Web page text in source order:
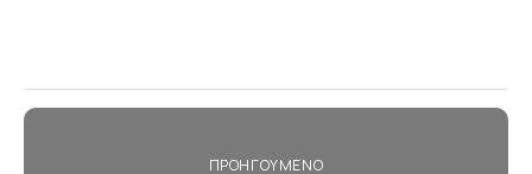
ΠΡΟΗΓΟΎΜΕΝΟ